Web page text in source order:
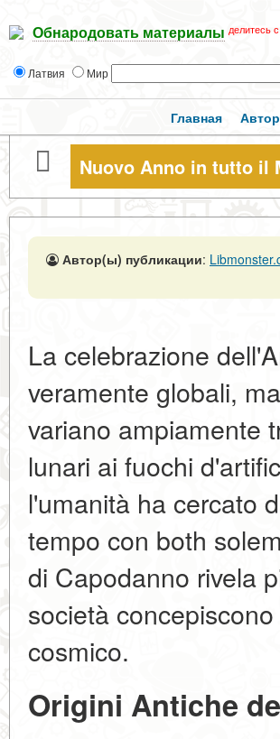
Обнародовать материалы делитесь
Латвия Мир
Главная
Nuovo Anno in tutto il
Автор(ы) публикации:
La celebrazione
veramente globali,
variano ampiamente
lunari ai fuochi
l'umanità ha cercato
tempo con both
di Capodanno rivela
società
cosmico.
Origini Antiche